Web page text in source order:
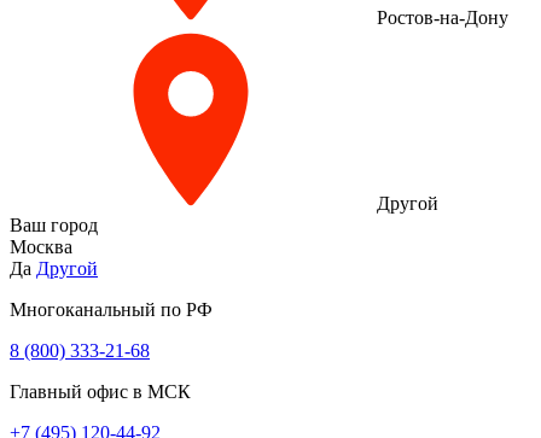
Ростов-на-Дону
Другой
Ваш город
Москва
Да Другой
Многоканальный по РФ
8 (800) 333‑21-68
Главный офис в МСК
+7 (495) 120-44-92